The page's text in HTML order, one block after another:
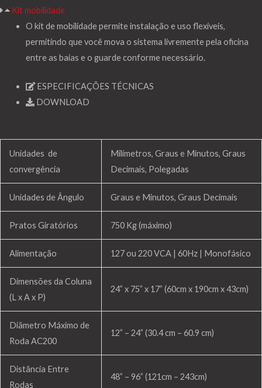
Kit mobilidade
O kit de mobilidade permite instalação e uso flexíveis,
permitindo que você mova o sistema livremente pela oficina
entre as baias e o guarde conforme necessário.
ESPECIFICAÇÕES TÉCNICAS
DOWNLOAD
Unidades de
convergência
Milímetros, Graus e Minutos, Graus
Decimais, Polegadas
Unidades de Ângulo Graus e Minutos, Graus Decimais
Pratos Giratórios 750 Kg (máximo)
Alimentação 127 ou 220 VCA | 60Hz | Monofásico
Dimensões da Coluna
(L x A x P)
24” x 75” x 17” (60cm x 190cm x 43cm)
Diâmetro Máximo de
Roda AC200
12” – 24” (30.4 cm – 60.9 cm)
Distância Entre
Rodas
48” – 96” (121cm – 243cm)